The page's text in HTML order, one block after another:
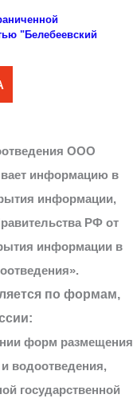
"Белебеевский
ООО
информацию в
информации,
РФ от
информации в
по формам,
форм размещения
водоотведения,
государственной